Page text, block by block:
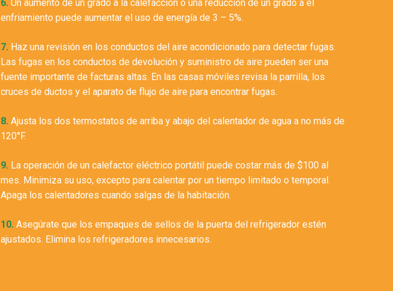
6. Un aumento de un grado a la calefacción o una reducción de un grado a el
enfriamiento puede aumentar el uso de energía de 3 – 5%.
7. Haz una revisión en los conductos del aire acondicionado para detectar fugas.
Las fugas en los conductos de devolución y suministro de aire pueden ser una
fuente importante de facturas altas. En las casas móviles revisa la parrilla, los
cruces de ductos y el aparato de flujo de aire para encontrar fugas.
8. Ajusta los dos termostatos de arriba y abajo del calentador de agua a no más de
120°F.
9. La operación de un calefactor eléctrico portátil puede costar más de $100 al
mes. Minimiza su uso, excepto para calentar por un tiempo limitado o temporal.
Apaga los calentadores cuando salgas de la habitación.
10. Asegúrate que los empaques de sellos de la puerta del refrigerador estén
ajustados. Elimina los refrigeradores innecesarios.